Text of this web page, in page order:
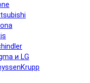
и LG